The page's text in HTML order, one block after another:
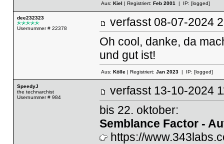
Aus: Kiel | Registriert: Feb 2001| IP: [logged]
dee232323
Usernummer # 22378
verfasst 08-07-
Oh cool, danke, da
und gut ist!
Aus: Kölle| Registriert: Jan 2023| IP: [logged]
SpeedyJ
the technarchist
Usernummer # 984
verfasst 13-10-
bis 22. oktober:
Semblance Factor -
https://